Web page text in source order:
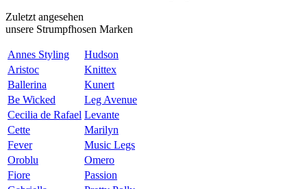
Zuletzt angesehen
unsere Strumpfhosen Marken
Annes Styling
Hudson
Aristoc
Knittex
Ballerina
Kunert
Be Wicked
Leg Avenue
Cecilia de Rafael Levante
Cette
Marilyn
Fever
Music Legs
Oroblu
Omero
Fiore
Passion